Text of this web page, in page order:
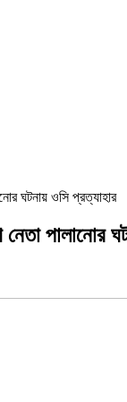
ঘটনায় ওসি প্রত্যাহার
পালানোর